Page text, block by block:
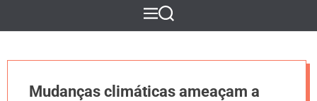
M
e
P
e
s
Mudanças climáticas ameaçam a